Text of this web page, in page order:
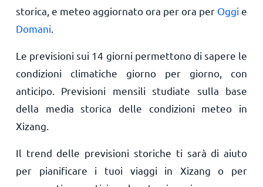
storica, e meteo aggiornato ora per ora per Oggi e
Domani
Le previsioni sui 14 giorni permettono di sapere le
condizioni climatiche giorno per giorno, con
anticipo. Previsioni mensili studiate sulla base
della media storica delle condizioni meteo in
Xizang.
Il trend delle previsioni storiche ti sarà di aiuto
per pianificare i tuoi viaggi in Xizang o per